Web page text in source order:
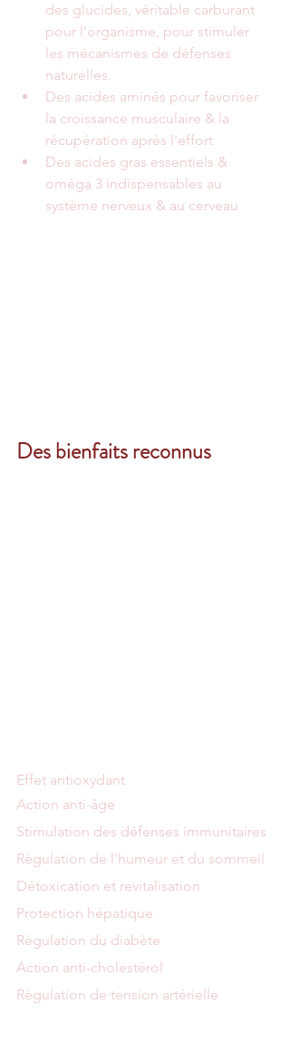
des glucides, véritable carburant
pour l'organisme, pour stimuler
les mécanismes de défenses
naturelles.
Des acides aminés pour favoriser
la croissance musculaire & la
récupération après l'effort
Des acides gras essentiels &
oméga 3 indispensables au
système nerveux & au cerveau
Des bienfaits reconnus
Effet antioxydant
Action anti-âge
Stimulation des défenses immunitaires
Régulation de l'humeur et du sommeil
Détoxication et revitalisation
Protection hépatique
Régulation du diabète
Action anti-cholestérol
Régulation de tension artérielle